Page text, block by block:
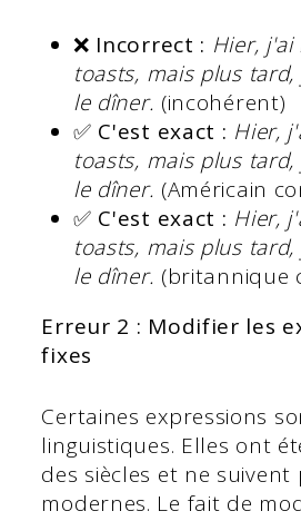
❌ Incorrect : Hier,
toasts, mais plus
le dîner. (incohérent)
✅ C'est exact : Hier,
toasts, mais plus
le dîner. (Américain
✅ C'est exact : Hier,
toasts, mais plus
le dîner. (britannique
Erreur 2 : Modifier les
fixes
Certaines expressions
linguistiques. Elles ont
des siècles et ne suivent
modernes. Le fait de